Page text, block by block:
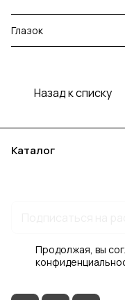
Глазок
Назад к списку
Каталог
Продолжая, вы